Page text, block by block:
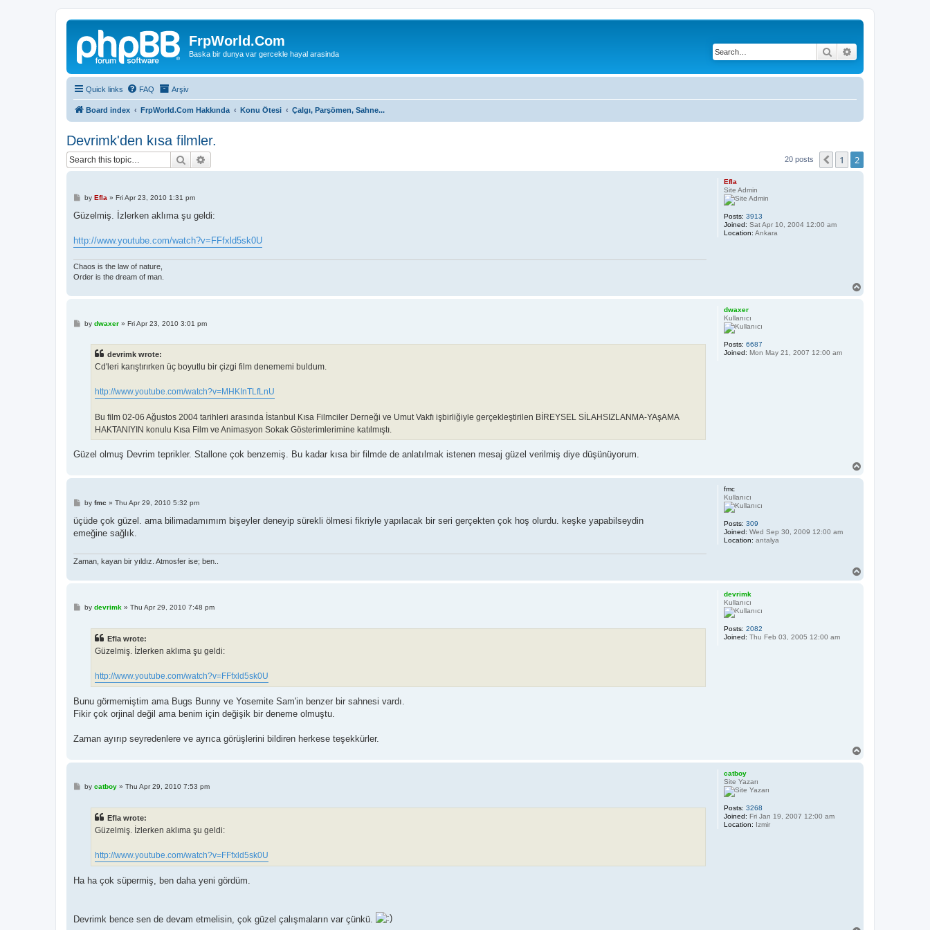
FrpWorld.Com
Baska bir dunya var gercekle hayal arasinda Search
Quick links FAQ Arşiv
Board index FrpWorld.Com Hakkında Konu Ötesi Çalgı, Parşömen, Sahne...
Devrimk'den kısa filmler.
Search 20 posts Previous
1 2
Efla
Site Admin
Posts: 3913
Joined: Sat Apr 10, 2004 12:00 am
Location: Ankara
P
s
by Efla » Fri Apr 23, 2010 1:31 pm
Güzelmiş. İzlerken aklıma şu geldi:
http://www.youtube.com/watch?v=FFfxld5sk0U
Chaos is the law of nature,
Order is the dream of man.
dwaxer
Kullanıcı
Posts: 6687
Joined: Mon May 21, 2007 12:00 am
Pby dwaxer» Fri Apr 23, 2010 3:01 pm
devrimk wrote:
Cd'leri karıştırırken üç boyutlu bir çizgi film denememi buldum.
http://www.youtube.com/watch?v=MHKInTLfLnU
Bu film 02-06 Ağustos 2004 tarihleri arasında İstanbul Kısa Filmciler Derneği ve Umut Vakfı işbirliğiyle gerçekleştirilen BİREYSEL SİLAHSIZLANMA-YAşAMA
HAKTANIYIN konulu Kısa Film ve Animasyon Sokak Gösterimlerimine katılmıştı.
Güzel olmuş Devrim teprikler. Stallone çok benzemiş. Bu kadar kısa bir filmde de anlatılmak istenen mesaj güzel verilmiş diye düşünüyorum.
fmc
Kullanıcı
Posts: 309
Joined: Wed Sep 30, 2009 12:00 am
Location: antalya
P
s
t
by fmc » Thu Apr 29, 2010 5:32 pm
üçüde çok güzel. ama bilimadamımım bişeyler deneyip sürekli ölmesi fikriyle yapılacak bir seri gerçekten çok hoş olurdu. keşke yapabilseydin
emeğine sağlık.
Zaman, kayan bir yıldız. Atmosfer ise; ben..
devrimk
Kullanıcı
Posts: 2082
Joined: Thu Feb 03, 2005 12:00 am
Pby devrimk» Thu Apr 29, 2010 7:48 pm
Efla wrote:
Güzelmiş. İzlerken aklıma şu geldi:
http://www.youtube.com/watch?v=FFfxld5sk0U
Bunu görmemiştim ama Bugs Bunny ve Yosemite Sam'in benzer bir sahnesi vardı.
Fikir çok orjinal değil ama benim için değişik bir deneme olmuştu.
Zaman ayırıp seyredenlere ve ayrıca görüşlerini bildiren herkese teşekkürler.
catboy
Site Yazarı
Posts: 3268
Joined: Fri Jan 19, 2007 12:00 am
Location: Izmir
Pby catboy» Thu Apr 29, 2010 7:53 pm
Efla wrote:
Güzelmiş. İzlerken aklıma şu geldi:
http://www.youtube.com/watch?v=FFfxld5sk0U
Ha ha çok süpermiş, ben daha yeni gördüm.
Devrimk bence sen de devam etmelisin, çok güzel çalışmaların var çünkü.